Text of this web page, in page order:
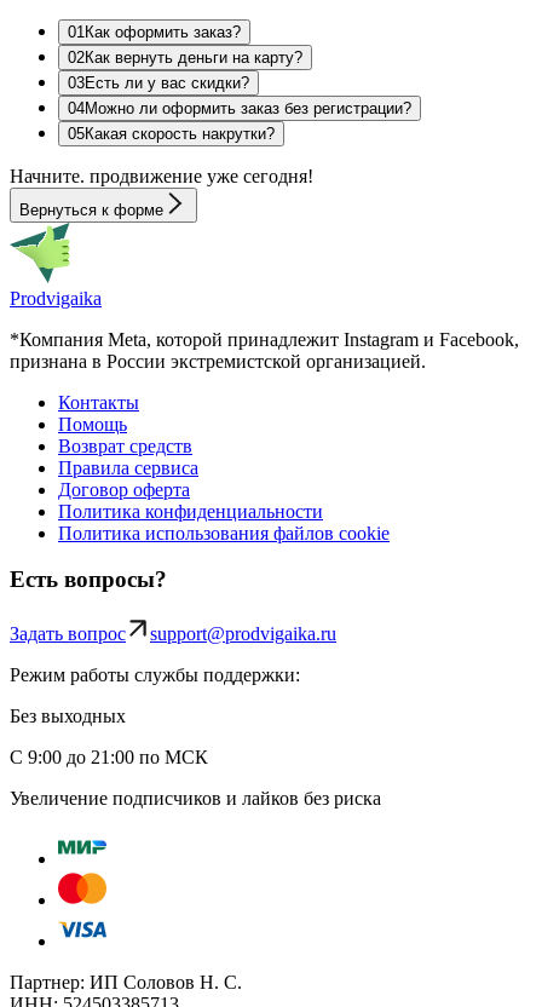
01 Как оформить заказ?
02Как вернуть деньги на карту?
03Есть ли у вас скидки?
04Можно ли оформить заказ без регистрации?
05Какая скорость накрутки?
Начните. продвижение уже сегодня!
Вернуться к форме
Prodvigaika
*Компания Meta, которой принадлежит Instagram и Facebook,
признана в России экстремистской организацией.
Контакты
Помощь
Возврат средств
Правила сервиса
Договор оферта
Политика конфиденциальности
Политика использования файлов cookie
Есть вопросы?
Задать вопрос
support@prodvigaika.ru
Режим работы службы поддержки:
Без выходных
С 9:00 до 21:00 по МСК
Увеличение подписчиков и лайков без риска
Партнер: ИП Соловов Н. С.